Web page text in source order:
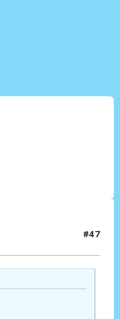
#47